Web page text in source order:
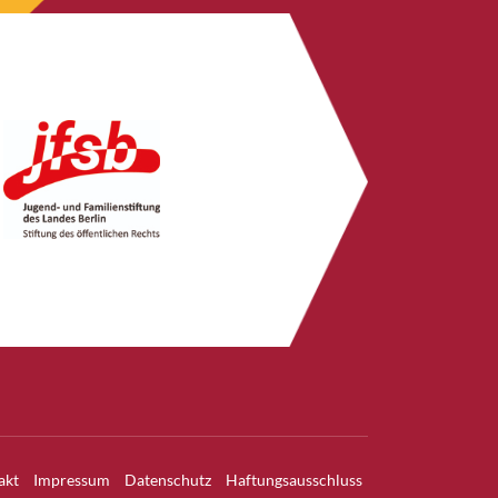
Impressum Datenschutz Haftungsausschluss